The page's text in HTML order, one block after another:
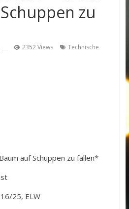
zu
2352 Views
Technische
auf Schuppen zu fallen*
25, ELW